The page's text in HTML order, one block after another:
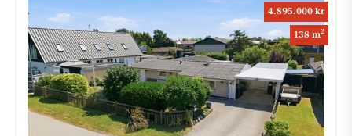
4.895.000 kr
138 m2